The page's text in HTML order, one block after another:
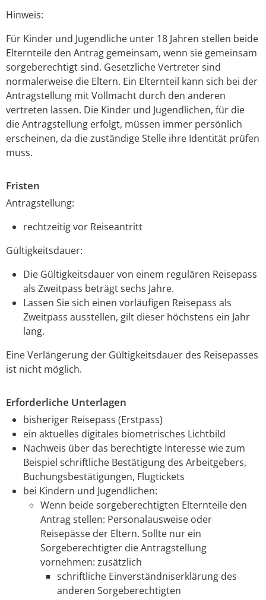
Hinweis:
Für Kinder und Jugendliche unter 18 Jahren stellen beide
Elternteile den Antrag gemeinsam, wenn sie gemeinsam
sorgeberechtigt sind. Gesetzliche Vertreter sind
normalerweise die Eltern. Ein Elternteil kann sich bei der
Antragstellung mit Vollmacht durch den anderen
vertreten lassen. Die Kinder und Jugendlichen, für die
die Antragstellung erfolgt, müssen immer persönlich
erscheinen, da die zuständige Stelle ihre Identität prüfen
muss.
Fristen
Antragstellung:
rechtzeitig vor Reiseantritt
Gültigkeitsdauer:
Die Gültigkeitsdauer von einem regulären Reisepass
als Zweitpass beträgt sechs Jahre.
Lassen Sie sich einen vorläufigen Reisepass als
Zweitpass ausstellen, gilt dieser höchstens ein Jahr
lang.
Eine Verlängerung der Gültigkeitsdauer des Reisepasses
ist nicht möglich.
Erforderliche Unterlagen
bisheriger Reisepass (Erstpass)
ein aktuelles digitales biometrisches Lichtbild
Nachweis über das berechtigte Interesse wie zum
Beispiel schriftliche Bestätigung des Arbeitgebers,
Buchungsbestätigungen, Flugtickets
bei Kindern und Jugendlichen:
Wenn beide sorgeberechtigten Elternteile den
Antrag stellen: Personalausweise oder
Reisepässe der Eltern. Sollte nur ein
Sorgeberechtigter die Antragstellung
vornehmen: zusätzlich
schriftliche Einverständniserklärung des
anderen Sorgeberechtigten